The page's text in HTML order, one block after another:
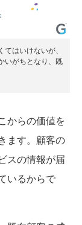
はいけないが、
いがちとなり、既
からの価値を
ます。顧客の
スの情報が届
いるからで